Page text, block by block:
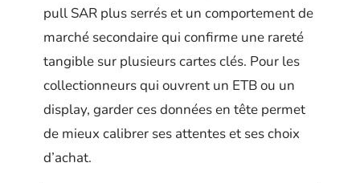
pull SAR plus serrés et un comportement de
marché secondaire qui confirme une rareté
tangible sur plusieurs cartes clés. Pour les
collectionneurs qui ouvrent un ETB ou un
display, garder ces données en tête permet
de mieux calibrer ses attentes et ses choix
d’achat.